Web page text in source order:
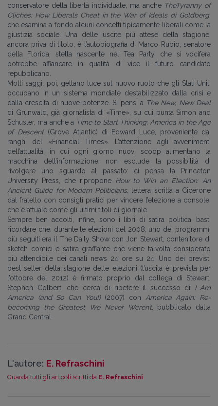
conservatore della libertà individuale; ma anche TheTyranny of
Clichés: How Liberals Cheat in the War of Ideals di Goldberg
che esamina a fondo alcuni concetti tipicamente liberali come la
giustizia sociale. Una delle uscite più attese della stagione,
ancora priva di titolo, è l’autobiografia di Marco Rubio, senatore
della Florida, stella nascente nel Tea Party, che si vocifera
potrebbe affiancare in qualità di vice il futuro candidato
repubblicano.
Molti saggi, poi, gettano luce sul nuovo ruolo che gli Stati Uniti
occupano in un sistema mondiale destabilizzato dalla crisi e
dalla crescita di nuove potenze. Si pensi a The New, New Deal
di Grunwald, già giornalista di «Time», su cui punta Simon and
Schuster, ma anche a Time to Start Thinking: America in the Age
of Descent (Grove Atlantic) di Edward Luce, proveniente dai
ranghi del «Financial Times». L’attenzione agli avvenimenti
dell’attualità, in cui ogni giorno nuovi scoop alimentano la
macchina dell’informazione, non esclude la possibilità di
rivolgere uno sguardo al passato: ci pensa la Princeton
University Press, che ripropone How to Win an Election: An
Ancient Guide for Modern Politicians, lettera scritta a Cicerone
dal fratello con consigli pratici per vincere l’elezione a console,
che è attuale come gli ultimi titoli di giornale.
Sempre ben accolti, infine, sono i libri di satira politica: basti
ricordare che, durante le elezioni del 2008, uno dei programmi
più seguiti era il The Daily Show con Jon Stewart, contenitore di
sketch comici e satira graffiante che viene talvolta considerato
più attendibile dei canali news 24 ore su 24. Uno dei previsti
best seller della stagione delle elezioni (l’uscita è prevista per
l’ottobre del 2012) è firmato proprio dal collega di Stewart,
Stephen Colbert, che cerca di ripetere il successo di I Am
America (and So Can You!) (2007) con America Again: Re-
becoming the Greatest We Never Weren’t, pubblicato dalla
Grand Central.
L'autore: E. Refraschini
Guarda tutti gli articoli scritti da E. Refraschini